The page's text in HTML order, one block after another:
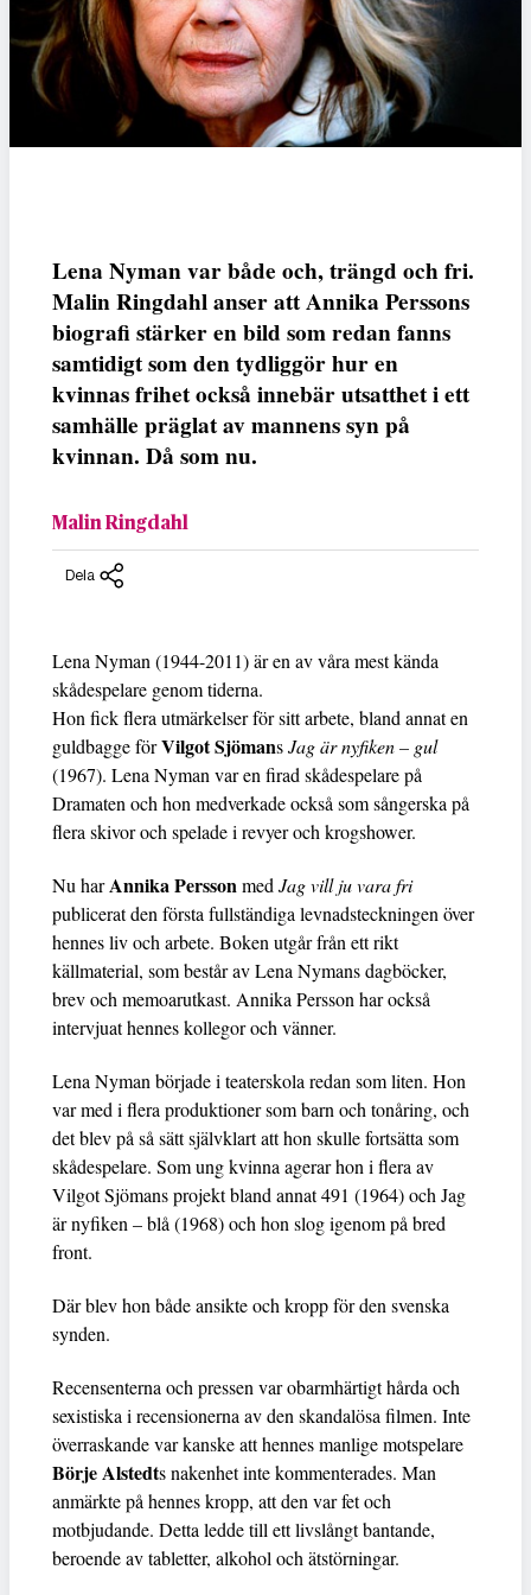
Lena Nyman var både och, trängd och fri.
Malin Ringdahl anser att Annika Perssons
biografi stärker en bild som redan fanns
samtidigt som den tydliggör hur en
kvinnas frihet också innebär utsatthet i ett
samhälle präglat av mannens syn på
kvinnan. Då som nu.
Malin Ringdahl
Dela
Lena Nyman (1944-2011) är en av våra mest kända
skådespelare genom tiderna.
Hon fick flera utmärkelser för sitt arbete, bland annat en
guldbagge förVilgot SjömansJag är nyfiken – gul
(1967). Lena Nyman var en firad skådespelare på
Dramaten och hon medverkade också som sångerska på
flera skivor och spelade i revyer och krogshower.
Nu harAnnika Perssonmed Jag vill ju vara fri
publicerat den första fullständiga levnadsteckningen över
hennes liv och arbete. Boken utgår från ett rikt
källmaterial, som består av Lena Nymans dagböcker,
brev och memoarutkast. Annika Persson har också
intervjuat hennes kollegor och vänner.
Lena Nyman började i teaterskola redan som liten. Hon
var med i flera produktioner som barn och tonåring, och
det blev på så sätt självklart att hon skulle fortsätta som
skådespelare. Som ung kvinna agerar hon i flera av
Vilgot Sjömans projekt bland annat 491 (1964) och Jag
är nyfiken – blå (1968) och hon slog igenom på bred
front.
Där blev hon både ansikte och kropp för den svenska
synden.
Recensenterna och pressen var obarmhärtigt hårda och
sexistiska i recensionerna av den skandalösa filmen. Inte
överraskande var kanske att hennes manlige motspelare
Börje Alstedts nakenhet inte kommenterades. Man
anmärkte på hennes kropp, att den var fet och
motbjudande. Detta ledde till ett livslångt bantande,
beroende av tabletter, alkohol och ätstörningar.